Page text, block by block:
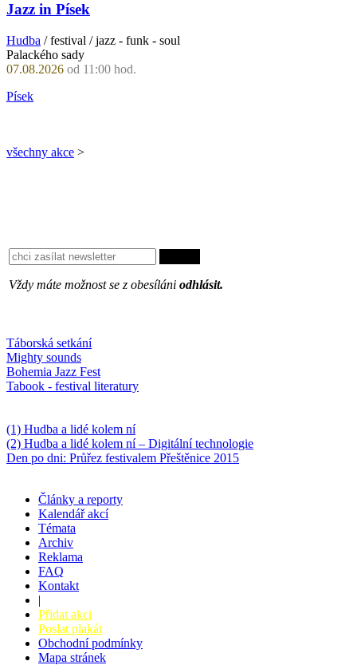
Jazz in Písek
Hudba / festival / jazz - funk - soul
Palackého sady
07.08.2026 od 11:00 hod.
Písek
všechny akce >
Vždy máte možnost se z obesíláni odhlásit.
Táborská setkání
Mighty sounds
Bohemia Jazz Fest
Tabook - festival literatury
(1) Hudba a lidé kolem ní
(2) Hudba a lidé kolem ní – Digitální technologie
Den po dni: Průřez festivalem Přeštěnice 2015
Články a reporty
Kalendář akcí
Témata
Archiv
Reklama
FAQ
Kontakt
|
Přidat akci
Poslat plakát
Obchodní podmínky
Mapa stránek